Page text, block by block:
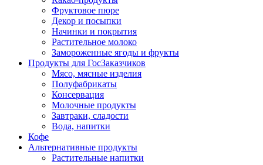
Фруктовое пюре
Декор и посыпки
Начинки и покрытия
Растительное молоко
Замороженные ягоды и фрукты
Продукты для ГосЗаказчиков
Мясо, мясные изделия
Полуфабрикаты
Консервация
Молочные продукты
Завтраки, сладости
Вода, напитки
Кофе
Альтернативные продукты
Растительные напитки